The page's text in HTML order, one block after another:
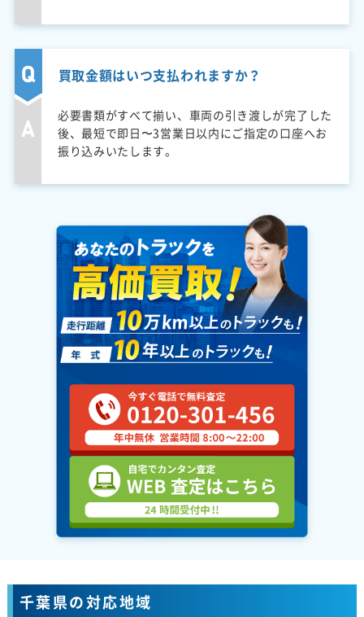
買取金額はいつ支払われますか？
必要書類がすべて揃い、車両の引き渡しが完了した
後、最短で即日〜3営業日以内にご指定の口座へお
振り込みいたします。
千葉県の対応地域